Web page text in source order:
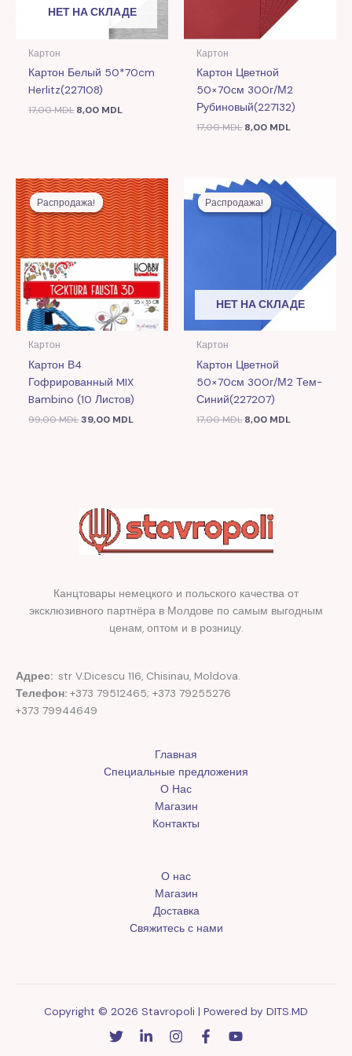
НЕТ НА СКЛАДЕ
Картон
Картон Белый 50*70cm
Herlitz(227108)
17,00MDL 8,00 MDL
Картон
Картон Цветной
50×70см 300г/м2
Рубиновый(227132)
17,00MDL 8,00 MDL
Распродажа!
Распродажа!
Картон
Картон В4
Гофрированный MIX
Bambino (10 Листов)
99,00MDL
Первоначальная
цена
составляла
99,00 MDL.
39,00 MDL
Текущая
цена:
39,00 MDL.
Распродажа!
НЕТ НА СКЛАДЕ
Распродажа!
Картон
Картон Цветной
50×70см 300г/м2 Тем-
Синий(227207)
17,00MDL
Первоначальная
цена
составляла
17,00 MDL.
8,00 MDL
Текущая
цена:
8,00 MDL.
Канцтовары немецкого и польского качества от
эксклюзивного партнёра в Молдове по самым выгодным
ценам, оптом и в розницу.
Адрес: str V.Dicescu 116, Chisinau, Moldova.
Телефон: +373 79512465; +373 79255276
+373 79944649
Главная
Специальные предложения
О Нас
Магазин
Контакты
О нас
Магазин
Доставка
Свяжитесь с нами
Copyright © 2026 Stavropoli | Powered by DITS.MD